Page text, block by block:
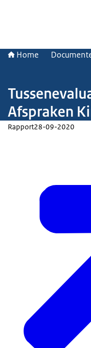
Home
Afspraken
Rapport28-09-2020